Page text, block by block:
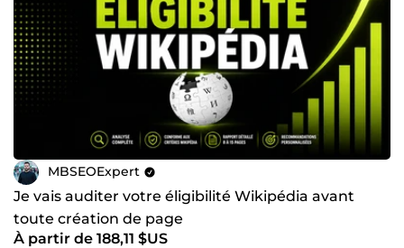
MBSEOExpert
Je vais auditer votre éligibilité Wikipédia avant
toute création de page
À partir de 188,11 $US